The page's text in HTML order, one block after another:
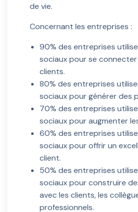
de vie.
Concernant les entreprises :
90% des entreprises
sociaux pour se connecter
clients.
80% des entreprises
sociaux pour générer des
70% des entreprises
sociaux pour augmenter
60% des entreprises
sociaux pour offrir un
client.
50% des entreprises
sociaux pour construire
avec les clients, les
professionnels.